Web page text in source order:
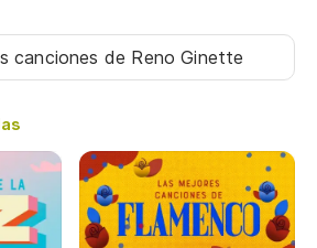
canciones de Reno Ginette